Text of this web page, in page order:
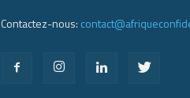
Contactez-nous: